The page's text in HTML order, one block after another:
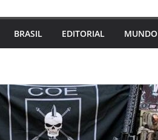
BRASIL EDITORIAL MUNDO